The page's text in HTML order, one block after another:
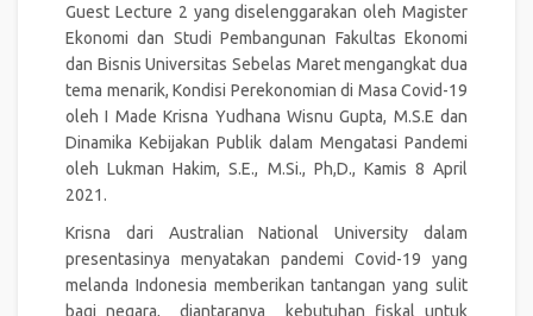
Guest Lecture 2 yang diselenggarakan oleh Magister
Ekonomi dan Studi Pembangunan Fakultas Ekonomi
dan Bisnis Universitas Sebelas Maret mengangkat dua
tema menarik, Kondisi Perekonomian di Masa Covid-19
oleh I Made Krisna Yudhana Wisnu Gupta, M.S.E dan
Dinamika Kebijakan Publik dalam Mengatasi Pandemi
oleh Lukman Hakim, S.E., M.Si., Ph,D., Kamis 8 April
2021.
Krisna dari Australian National University dalam
presentasinya menyatakan pandemi Covid-19 yang
melanda Indonesia memberikan tantangan yang sulit
bagi negara, diantaranya kebutuhan fiskal untuk